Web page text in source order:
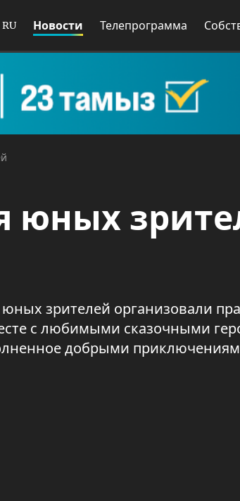
RU Новости Телепрограмма
юных
зрителей организовали
с любимыми сказочными
добрыми